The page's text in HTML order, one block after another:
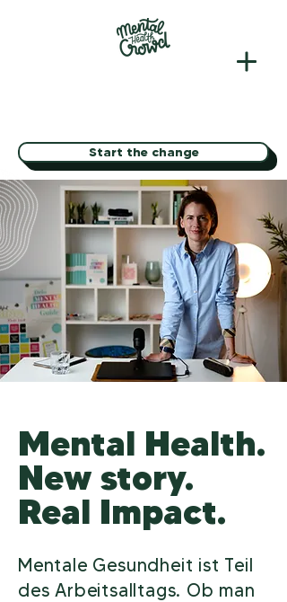
Start the change
Mental Health.
New story.
Real Impact.
Mentale Gesundheit ist Teil
des Arbeitsalltags. Ob man